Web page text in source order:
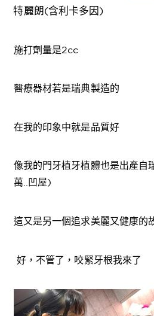
特麗朗(含利卡多因)
施打劑量是2cc
醫療器材若是瑞典製造的
在我的印象中就是品質好
像我的門牙植牙植體也是出產自
萬..凹屋)
這又是另一個追求美麗又健康的
好，不管了，咬緊牙根我來了